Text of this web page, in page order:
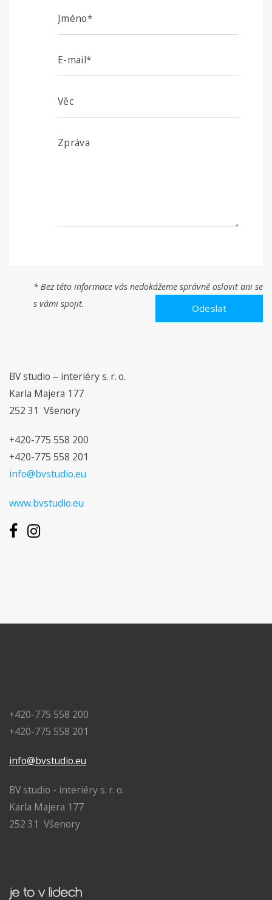
* Bez této informace vás nedokážeme správně oslovit ani se
s vámi spojit.
BV studio – interiéry s. r. o.
Karla Majera 177
252 31 Všenory
+420-775 558 200
+420-775 558 201
info@bvstudio.eu
www.bvstudio.eu
+420-775 558 200
+420-775 558 201
info@bvstudio.eu
BV studio - interiéry s. r. o.
Karla Majera 177
252 31 Všenory